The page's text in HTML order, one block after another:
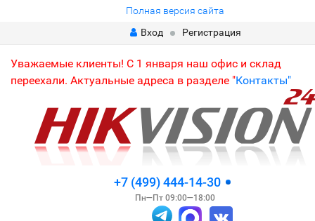
Полная версия сайта
Вход
Регистрация
Уважаемые клиенты! С 1 января наш офис и склад
переехали. Актуальные адреса в разделе "Контакты"
+7 (499) 444-14-30
Пн—Пт 09:00—18:00